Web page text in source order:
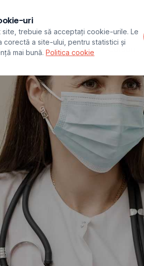
Echipa Pachete Cursuri
uri
trebuie să acceptați cookie-urile. Le
corectă a site-ului, pentru statistici și
mai bună.Politica cookie